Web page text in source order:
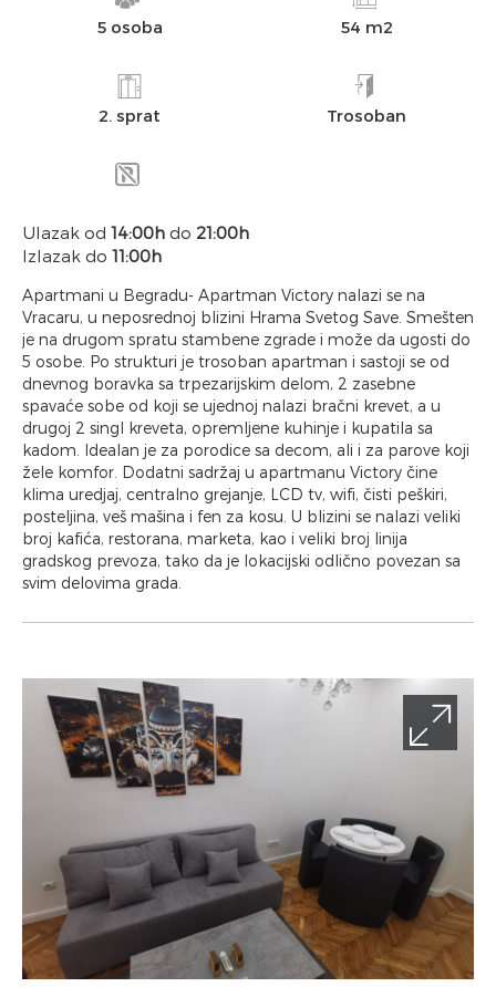
5 osoba 54 m2
2. sprat Trosoban
Ulazak od 14:00h do 21:00h
Izlazak do 11:00h
Apartmani u Begradu- Apartman Victory nalazi se na
Vracaru, u neposrednoj blizini Hrama Svetog Save. Smešten
je na drugom spratu stambene zgrade i može da ugosti do
5 osobe. Po strukturi je trosoban apartman i sastoji se od
dnevnog boravka sa trpezarijskim delom, 2 zasebne
spavaće sobe od koji se ujednoj nalazi bračni krevet, a u
drugoj 2 singl kreveta, opremljene kuhinje i kupatila sa
kadom. Idealan je za porodice sa decom, ali i za parove koji
žele komfor. Dodatni sadržaj u apartmanu Victory čine
klima uredjaj, centralno grejanje, LCD tv, wifi, čisti peškiri,
posteljina, veš mašina i fen za kosu. U blizini se nalazi veliki
broj kafića, restorana, marketa, kao i veliki broj linija
gradskog prevoza, tako da je lokacijski odlično povezan sa
svim delovima grada.